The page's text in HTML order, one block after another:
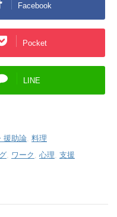
Facebook
Pocket
LINE
援助論, 料理
, ワーク , 心理, 支援